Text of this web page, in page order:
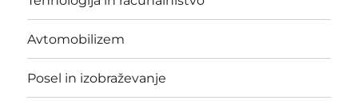
Avtomobilizem
Posel in izobraževanje